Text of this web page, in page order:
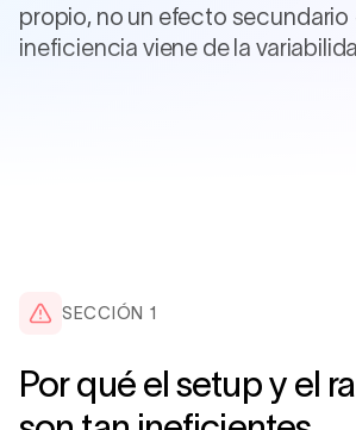
propio, no un efecto secundario
ineficiencia viene de la
SECCIÓN 1
Por qué el setup y el